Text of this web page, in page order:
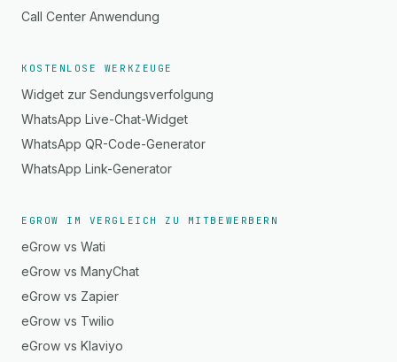
Call Center Anwendung
KOSTENLOSE WERKZEUGE
Widget zur Sendungsverfolgung
WhatsApp Live-Chat-Widget
WhatsApp QR-Code-Generator
WhatsApp Link-Generator
EGROW IM VERGLEICH ZU MITBEWERBERN
eGrow vs Wati
eGrow vs ManyChat
eGrow vs Zapier
eGrow vs Twilio
eGrow vs Klaviyo